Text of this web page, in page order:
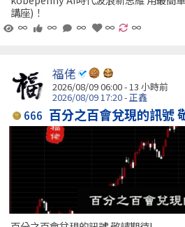
講座)！
∞
∞ ∞ ∞ ∞
福佬
2026/08/09 06:00 -13 小時前
2026/08/09 17:20 - 正鑫
666 百分之百會兌現的訊號